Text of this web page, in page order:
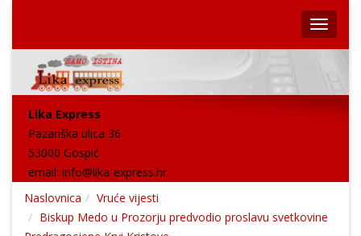
Lika Express
Pazariška ulica 36
53000 Gospić
email: info@lika-express.hr
Naslovnica
Vruće vijesti
Biskup Medo u Prozorju predvodio proslavu svetkovine